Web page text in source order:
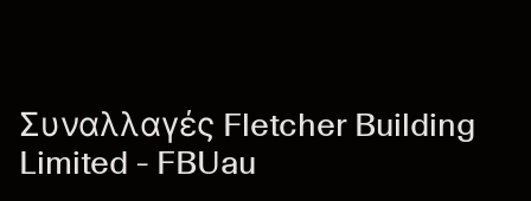
Συναλλαγές Fletcher Building
Limited - FBUau